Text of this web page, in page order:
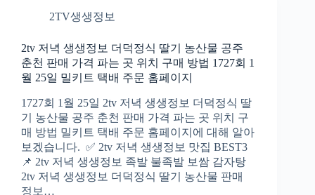
2TV생생정보
2tv 저녁 생생정보 더덕정식 딸기 농산물 공주
춘천 판매 가격 파는 곳 위치 구매 방법 1727회 1
월 25일 밀키트 택배 주문 홈페이지
1727회 1월 25일 2tv 저녁 생생정보 더덕정식 딸
기 농산물 공주 춘천 판매 가격 파는 곳 위치 구
매 방법 밀키트 택배 주문 홈페이지에 대해 알아
보겠습니다. ✅ 2tv 저녁 생생정보 맛집 BEST3
📌 2tv 저녁 생생정보 족발 불족발 보쌈 감자탕
2tv 저녁 생생정보 더덕정식 딸기 농산물 판매
정보…